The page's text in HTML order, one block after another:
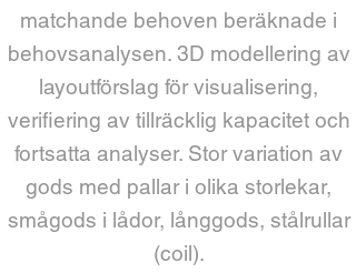
matchande behoven beräknade i
behovsanalysen. 3D modellering av
layoutförslag för visualisering,
verifiering av tillräcklig kapacitet och
fortsatta analyser. Stor variation av
gods med pallar i olika storlekar,
smågods i lådor, långgods, stålrullar
(coil).